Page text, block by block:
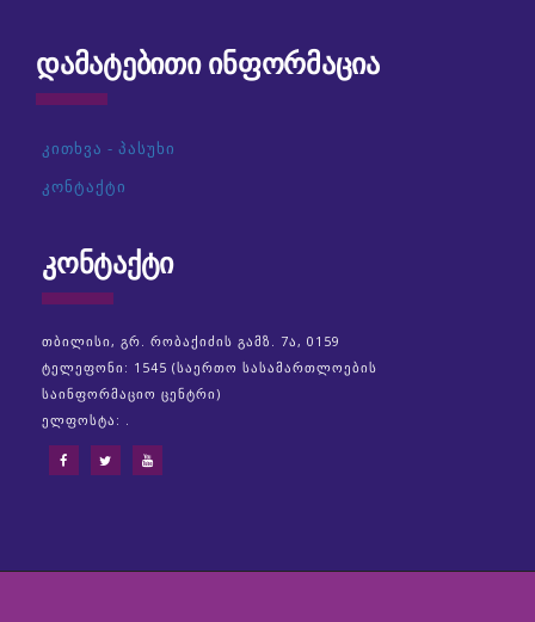
ᲓᲐᲛᲐᲢᲔᲑᲘᲗᲘ ᲘᲜᲤᲝᲠᲛᲐᲪᲘᲐ
კითხვა - პასუხი
კონტაქტი
ᲙᲝᲜᲢᲐᲥᲢᲘ
თბილისი, გრ. რობაქიძის გამზ. 7ა, 0159
ტელეფონი: 1545 (საერთო სასამართლოების
საინფორმაციო ცენტრი)
ელფოსტა: .